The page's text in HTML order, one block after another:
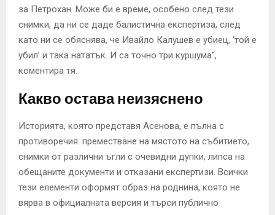
за Петрохан. Може би е време, особено след тези
снимки, да ни се даде балистична експертиза, след
като ни се обяснява, че Ивайло Калушев е убиец, ‘той е
убил’ и така нататък. И са точно три куршума“,
коментира тя.
Какво остава неизяснено
Историята, която представя Асенова, е пълна с
противоречия: преместване на мястото на събитието,
снимки от различни ъгли с очевидни дупки, липса на
обещаните документи и отказани експертизи. Всички
тези елементи оформят образ на роднина, която не
вярва в официалната версия и търси публично